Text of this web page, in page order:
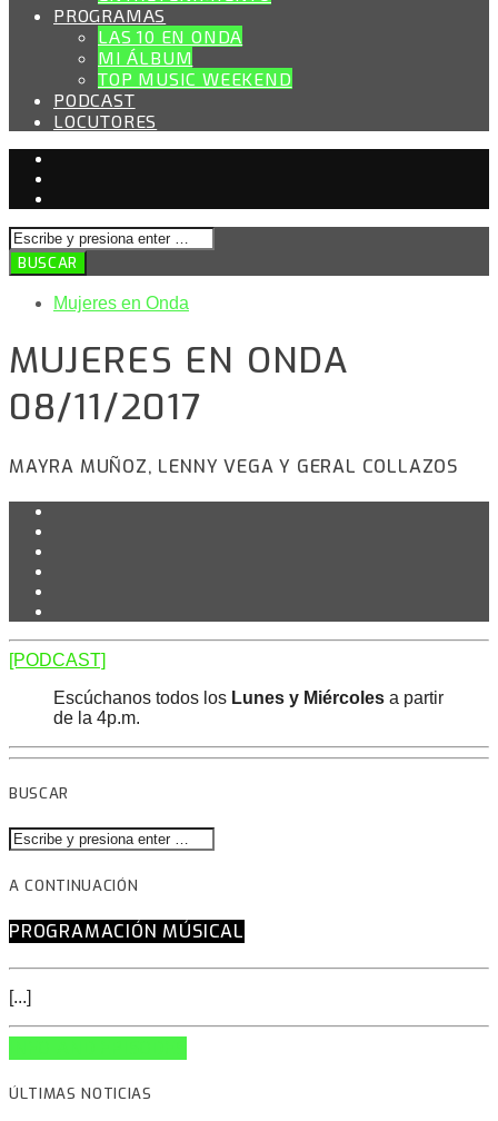
PROGRAMAS
LAS 10 EN ONDA
MI ÁLBUM
TOP MUSIC WEEKEND
PODCAST
LOCUTORES
Mujeres en Onda
MUJERES EN ONDA
08/11/2017
MAYRA MUÑOZ, LENNY VEGA Y GERAL COLLAZOS
[PODCAST]
Escúchanos todos los Lunes y Miércoles a partir
de la 4p.m.
BUSCAR
A CONTINUACIÓN
PROGRAMACIÓN MÚSICAL
[...]
ÚLTIMAS NOTICIAS